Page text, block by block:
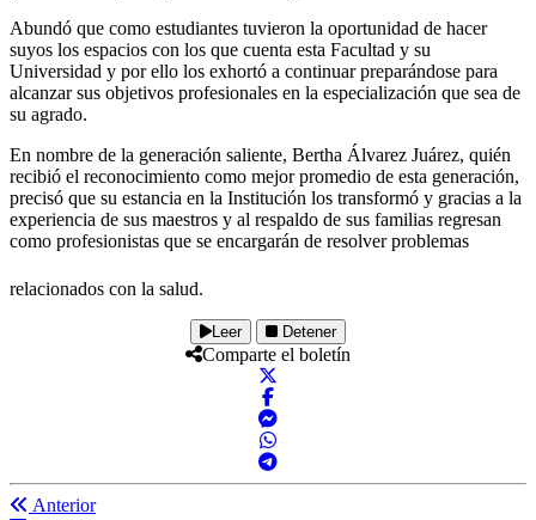
Abundó que como estudiantes tuvieron la oportunidad de hacer
suyos los espacios con los que cuenta esta Facultad y su
Universidad y por ello los exhortó a continuar preparándose para
alcanzar sus objetivos profesionales en la especialización que sea de
su agrado.
En nombre de la generación saliente, Bertha Álvarez Juárez, quién
recibió el reconocimiento como mejor promedio de esta generación,
precisó que su estancia en la Institución los transformó y gracias a la
experiencia de sus maestros y al respaldo de sus familias regresan
como profesionistas que se encargarán de resolver problemas
relacionados con la salud.
Leer Detener
Comparte el boletín
Anterior